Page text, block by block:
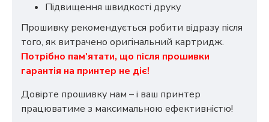
Підвищення швидкості друку
Прошивку рекомендується робити відразу після
того, як витрачено оригінальний картридж.
Потрібно пам'ятати, що після прошивки
гарантія на принтер не діє!
Довірте прошивку нам – і ваш принтер
працюватиме з максимальною ефективністю!